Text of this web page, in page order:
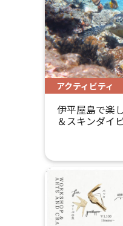
アクティビティ
伊平屋島で楽
＆スキンダイ